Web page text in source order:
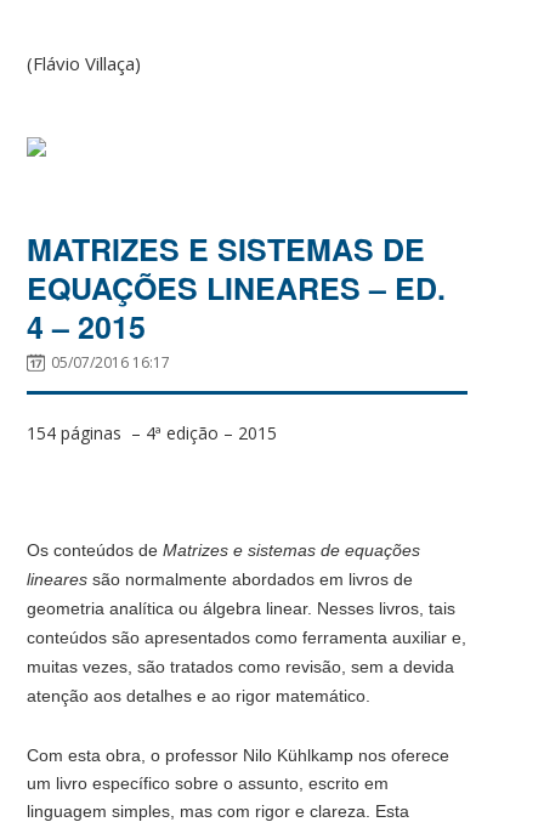
(Flávio Villaça)
MATRIZES E SISTEMAS DE
EQUAÇÕES LINEARES – ED.
4 – 2015
05/07/2016 16:17
154 páginas – 4ª edição – 2015
Os conteúdos deMatrizes e sistemas de equações
lineares são normalmente abordados em livros de
geometria analítica ou álgebra linear. Nesses livros, tais
conteúdos são apresentados como ferramenta auxiliar e,
muitas vezes, são tratados como revisão, sem a devida
atenção aos detalhes e ao rigor matemático.
Com esta obra, o professor Nilo Kühlkamp nos oferece
um livro específico sobre o assunto, escrito em
linguagem simples, mas com rigor e clareza. Esta